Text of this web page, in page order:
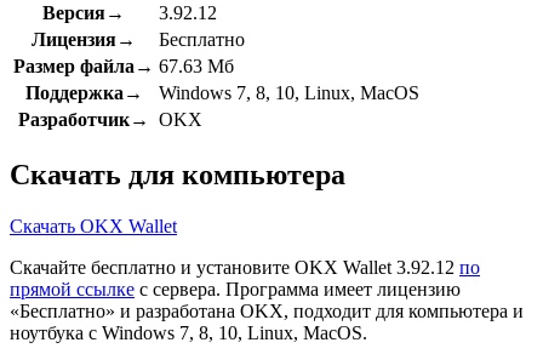
Версия→
3.92.12
Лицензия→
Бесплатно
Размер файла→ 67.63 Мб
Поддержка→
Windows 7, 8, 10, Linux, MacOS
Разработчик→
OKX
Скачать для компьютера
Скачать OKX Wallet
Скачайте бесплатно и установите OKX Wallet 3.92.12 по
прямой ссылке с сервера. Программа имеет лицензию
«Бесплатно» и разработана OKX, подходит для компьютера и
ноутбука с Windows 7, 8, 10, Linux, MacOS.